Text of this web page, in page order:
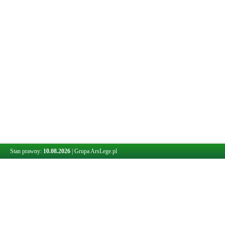
Stan prawny: 10.08.2026 Grupa ArsLege.pl